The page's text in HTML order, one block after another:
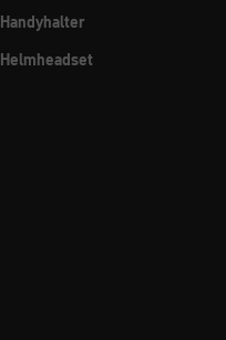
Handyhalter
Helmheadset